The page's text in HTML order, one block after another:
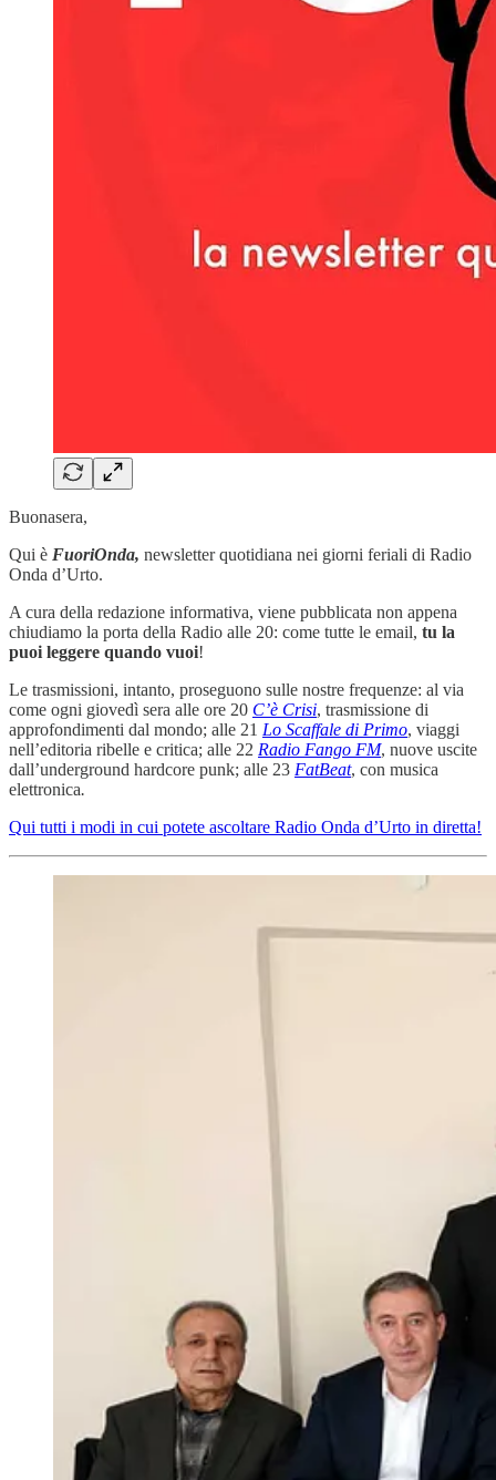
Buonasera,
Qui è FuoriOnda, newsletter quotidiana nei giorni feriali di Radio
Onda d’Urto.
A cura della redazione informativa, viene pubblicata non appena
chiudiamo la porta della Radio alle 20: come tutte le email, tu la
puoi leggere quando vuoi!
Le trasmissioni, intanto, proseguono sulle nostre frequenze: al via
come ogni giovedì sera alle ore 20 C’è Crisi, trasmissione di
approfondimenti dal mondo; alle 21 Lo Scaffale di Primo, viaggi
nell’editoria ribelle e critica; alle 22 Radio Fango FM, nuove uscite
dall’underground hardcore punk; alle 23 FatBeat, con musica
elettronica.
Qui tutti i modi in cui potete ascoltare Radio Onda d’Urto in diretta!